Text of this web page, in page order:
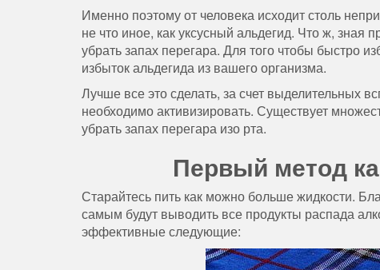
Именно поэтому от человека исходит столь
не что иное, как уксусный альдегид. Что ж, зная
убрать запах перегара. Для того чтобы быстро
избыток альдегида из вашего организма.
Лучше все это сделать, за счет выделительных
необходимо активизировать. Существует
убрать запах перегара изо рта.
Первый метод
Старайтесь пить как можно больше жидкости.
самым будут выводить все продукты распада
эффективные следующие: